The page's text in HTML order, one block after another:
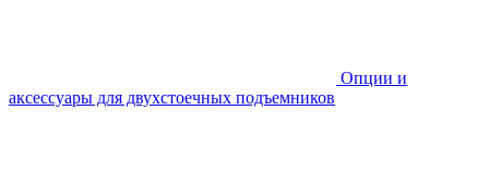
Опции и
аксессуары для двухстоечных подъемников